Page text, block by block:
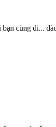
cùng đi...